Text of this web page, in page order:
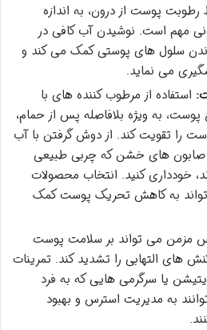
پوست از درون، به اندازه
مهم است. نوشیدن آب کافی در
سلول های پوستی کمک می کند و
می نماید.
استفاده از مرطوب کننده های با
به ویژه بلافاصله پس از حمام،
را تقویت کند. از دوش گرفتن با آب
صابون های خشن که چربی طبیعی
خودداری کنید. انتخاب محصولات
تواند به کاهش تحریک پوست کمک
مزمن می تواند بر سلامت پوست
های التهابی را تشدید کند. تمرینات
یا سرگرمی هایی که به فرد
به مدیریت استرس و بهبود